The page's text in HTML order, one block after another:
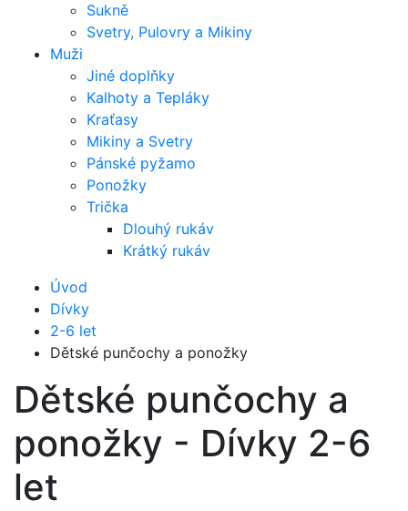
Sukně
Svetry, Pulovry a Mikiny
Muži
Jiné doplňky
Kalhoty a Tepláky
Kraťasy
Mikiny a Svetry
Pánské pyžamo
Ponožky
Trička
Dlouhý rukáv
Krátký rukáv
Úvod
Dívky
2-6 let
Dětské punčochy a ponožky
Dětské punčochy a
ponožky - Dívky 2-6
let